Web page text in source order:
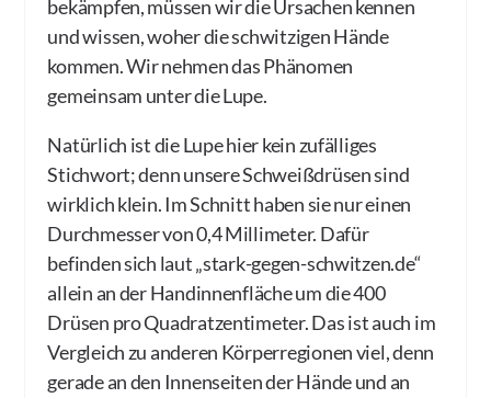
bekämpfen, müssen wir die Ursachen kennen
und wissen, woher die schwitzigen Hände
kommen. Wir nehmen das Phänomen
gemeinsam unter die Lupe.
Natürlich ist die Lupe hier kein zufälliges
Stichwort; denn unsere Schweißdrüsen sind
wirklich klein. Im Schnitt haben sie nur einen
Durchmesser von 0,4 Millimeter. Dafür
befinden sich laut „stark-gegen-schwitzen.de“
allein an der Handinnenfläche um die 400
Drüsen pro Quadratzentimeter. Das ist auch im
Vergleich zu anderen Körperregionen viel, denn
gerade an den Innenseiten der Hände und an